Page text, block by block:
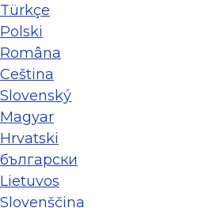
Türkçe
Polski
Româna
Ceština
Slovenský
Magyar
Hrvatski
български
Lietuvos
Slovenščina